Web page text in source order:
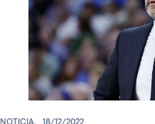
NOTICIA. 18/12/2022